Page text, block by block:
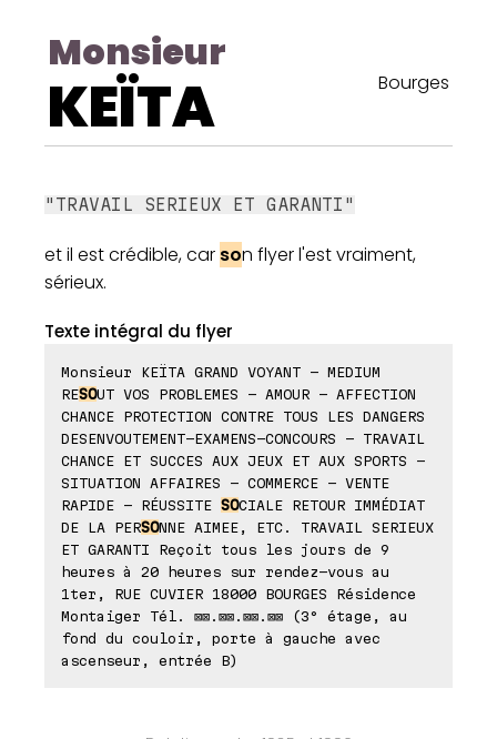
Monsieur
KEÏTA Bourges
"TRAVAIL SERIEUX ET GARANTI"
et il est crédible, car son flyer l'est vraiment,
sérieux.
Texte intégral du flyer
Monsieur KEÏTA GRAND VOYANT - MEDIUM
RESOUT VOS PROBLEMES - AMOUR - AFFECTION
CHANCE PROTECTION CONTRE TOUS LES DANGERS
DESENVOUTEMENT-EXAMENS-CONCOURS - TRAVAIL
CHANCE ET SUCCES AUX JEUX ET AUX SPORTS -
SITUATION AFFAIRES - COMMERCE - VENTE
RAPIDE - RÉUSSITE SOCIALE RETOUR IMMÉDIAT
DE LA PERSONNE AIMEE, ETC. TRAVAIL SERIEUX
ET GARANTI Reçoit tous les jours de 9
heures à 20 heures sur rendez-vous au
1ter, RUE CUVIER 18000 BOURGES Résidence
Montaiger Tél. ⊠⊠.⊠⊠.⊠⊠.⊠⊠ (3° étage, au
fond du couloir, porte à gauche avec
ascenseur, entrée B)